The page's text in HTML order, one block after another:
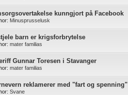
kunngjort på Facebook
Minusprusselusk
barn er krigsforbrytelse
mater familias
Gunnar Toresen i Stavanger
mater familias
reklamerer med "fart og spenning"
Svane